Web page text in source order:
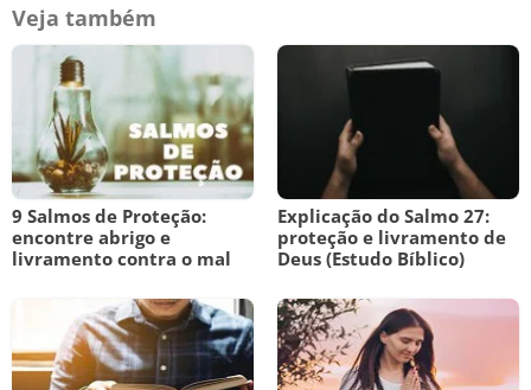
Veja também
9 Salmos de Proteção:
encontre abrigo e
livramento contra o mal
Explicação do Salmo 27:
proteção e livramento de
Deus (Estudo Bíblico)